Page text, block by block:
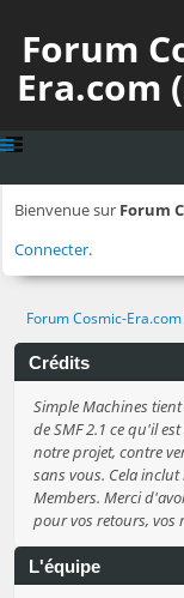
Forum
Era.com
Bienvenue sur Forum
Connecter.
Forum Cosmic-
Crédits
Simple Machines
de SMF 2.1 ce qu'il
notre projet, contre
sans vous. Cela
Members. Merci
pour vos retours, vos
L'équipe